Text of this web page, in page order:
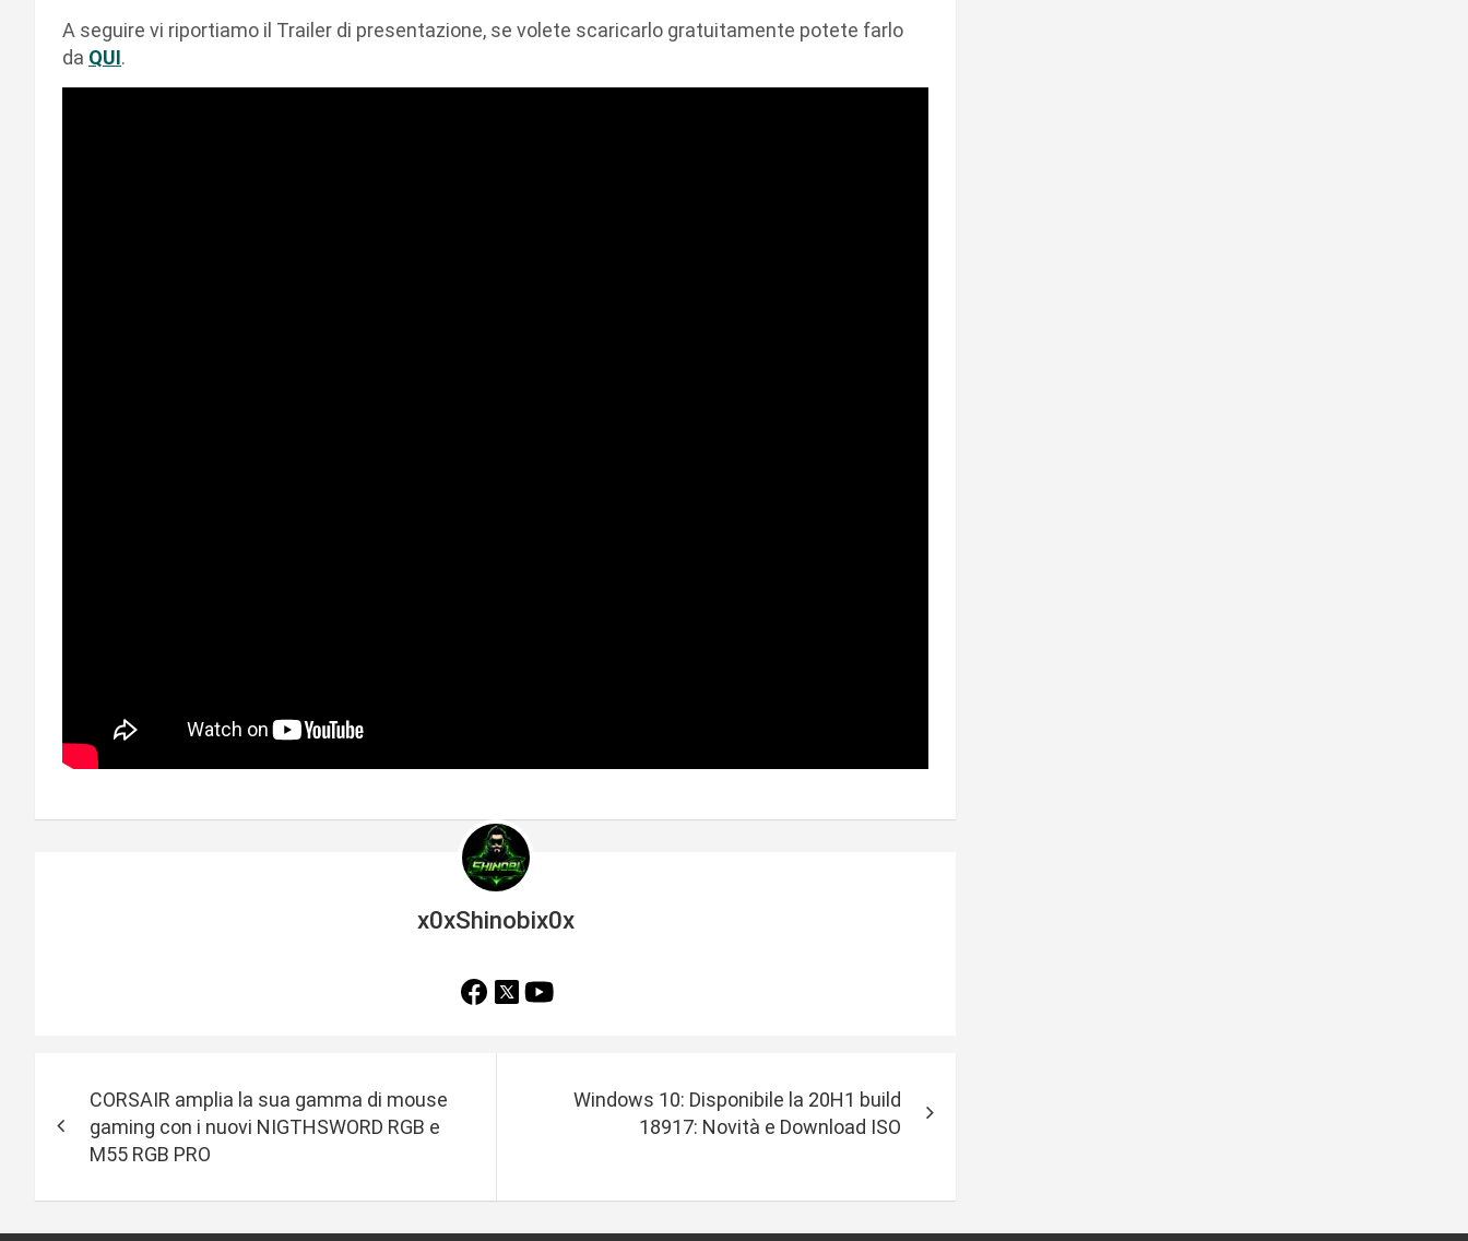
A seguire vi riportiamo il Trailer di presentazione, se volete scaricarlo gratuitamente potete farlo
da QUI.
x0xShinobix0x
i
CORSAIR amplia la sua gamma di mouse
gaming con i nuovi NIGTHSWORD RGB e
M55 RGB PRO
Windows 10: Disponibile la 20H1 build
18917: Novità e Download ISO